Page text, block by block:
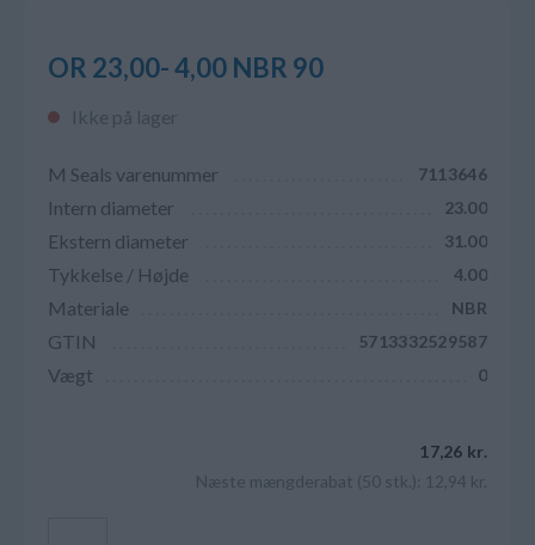
OR 23,00- 4,00 NBR 90
Ikke på lager
M Seals varenummer 7113646
Intern diameter 23.00
Ekstern diameter 31.00
Tykkelse / Højde 4.00
Materiale NBR
GTIN 5713332529587
Vægt 0
17,26 kr.
Næste mængderabat (50 stk.): 12,94 kr.